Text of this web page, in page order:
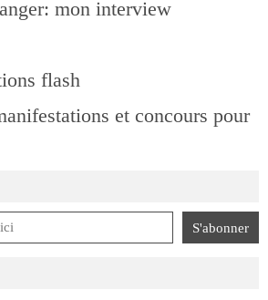
mon interview
flash
et concours pour